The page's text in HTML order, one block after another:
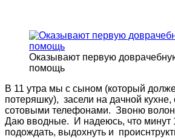
Оказывают первую
помощь
В 11 утра мы с сыном (который
потеряшку), засели на дачной
сотовыми телефонами. Звоню
Даю вводные. И надеюсь, что минут
подождать, выдохнуть и